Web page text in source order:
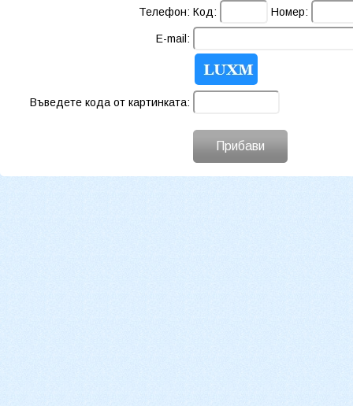
Телефон: Код: Номер:
E-mail:
Въведете кода от картинката:
Прибави